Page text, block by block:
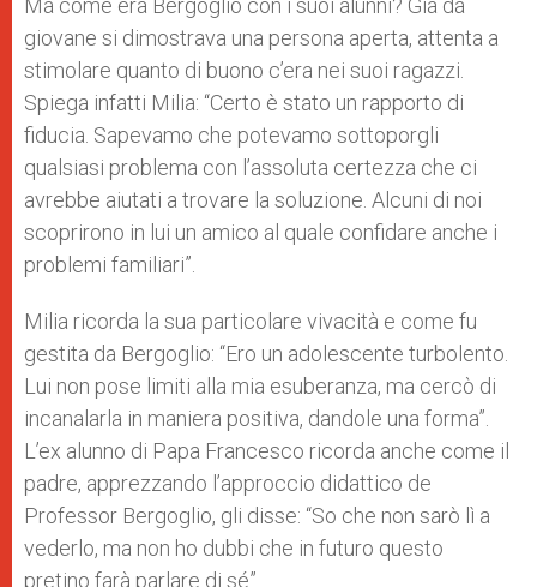
Ma come era Bergoglio con i suoi alunni? Già da
giovane si dimostrava una persona aperta, attenta a
stimolare quanto di buono c’era nei suoi ragazzi.
Spiega infatti Milia: “Certo è stato un rapporto di
fiducia. Sapevamo che potevamo sottoporgli
qualsiasi problema con l’assoluta certezza che ci
avrebbe aiutati a trovare la soluzione. Alcuni di noi
scoprirono in lui un amico al quale confidare anche i
problemi familiari”.
Milia ricorda la sua particolare vivacità e come fu
gestita da Bergoglio: “Ero un adolescente turbolento.
Lui non pose limiti alla mia esuberanza, ma cercò di
incanalarla in maniera positiva, dandole una forma”.
L’ex alunno di Papa Francesco ricorda anche come il
padre, apprezzando l’approccio didattico de
Professor Bergoglio, gli disse: “So che non sarò lì a
vederlo, ma non ho dubbi che in futuro questo
pretino farà parlare di sé”.